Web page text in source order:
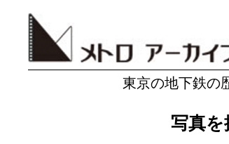
東京の地下鉄の
写真を